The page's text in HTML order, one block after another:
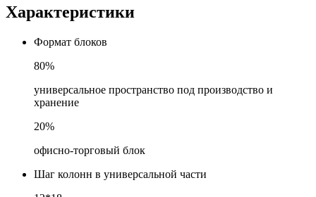
Характеристики
Формат блоков
80%
универсальное пространство под производство и
хранение
20%
офисно-торговый блок
Шаг колонн в универсальной части